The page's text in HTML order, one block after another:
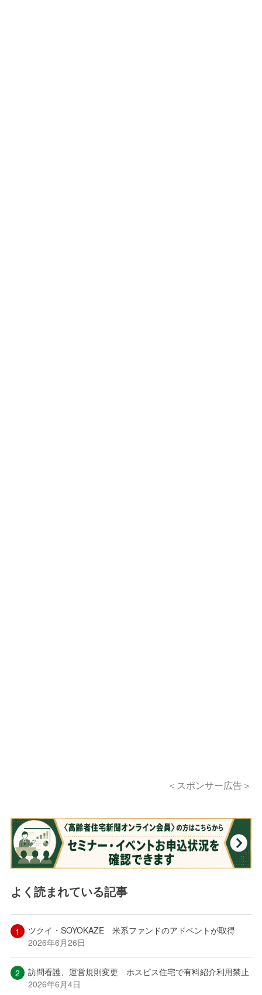
＜スポンサー広告＞
よく読まれている記事
ツクイ・SOYOKAZE 米系ファンドのアドベントが取得
2026年6月26日
訪問看護、運営規則変更 ホスピス住宅で有料紹介利用禁止
2026年6月4日